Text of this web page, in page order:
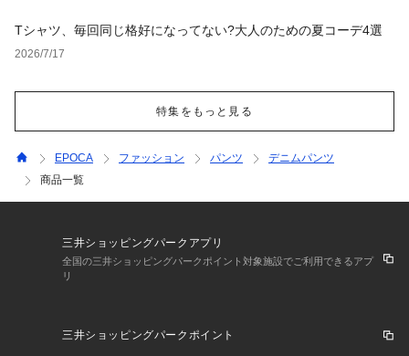
Tシャツ、毎回同じ格好になってない?大人のための夏コーデ4選
2026/7/17
特集をもっと見る
EPOCA ファッション パンツ
デニムパンツ
商品一覧
三井ショッピングパークアプリ
全国の三井ショッピングパークポイント対象施設でご利用できるアプ
リ
三井ショッピングパークポイント